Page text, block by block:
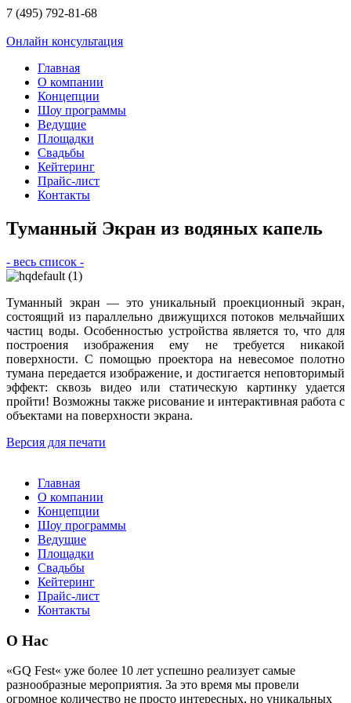
7 (495) 792-81-68
Онлайн консультация
Главная
О компании
Концепции
Шоу программы
Ведущие
Площадки
Свадьбы
Кейтеринг
Прайс-лист
Контакты
Туманный Экран из водяных капель
- весь список -
Туманный экран — это уникальный проекционный экран,
состоящий из параллельно движущихся потоков мельчайших
частиц воды. Особенностью устройства является то, что для
построения изображения ему не требуется никакой
поверхности. С помощью проектора на невесомое полотно
тумана передается изображение, и достигается неповторимый
эффект: сквозь видео или статическую картинку удается
пройти! Возможны также рисование и интерактивная работа с
объектами на поверхности экрана.
Версия для печати
Главная
О компании
Концепции
Шоу программы
Ведущие
Площадки
Свадьбы
Кейтеринг
Прайс-лист
Контакты
О Нас
«GQ Fest« уже более 10 лет успешно реализует самые
разнообразные мероприятия. За это время мы провели
огромное количество не просто интересных, но уникальных